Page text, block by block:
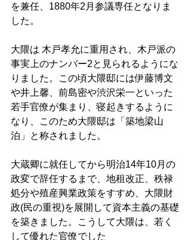
を兼任、1880年2月参議専任となりま
した。
大隈は 木戸孝允に重用され、木戸派の
事実上のナンバー2と見られるようにな
りました。この頃大隈邸には伊藤博文
や井上馨、前島密や渋沢栄一といった
若手官僚が集まり、寝起きするように
なり、このため大隈邸は「築地梁山
泊」と称されました。
大蔵卿に就任してから明治14年10月の
政変で辞任するまで、地租改正、秩禄
処分や殖産興業政策をすすめ、大隈財
政(民の重視)を展開して資本主義の基礎
を築きました。こうして大隈は、若く
して優れた官僚でした